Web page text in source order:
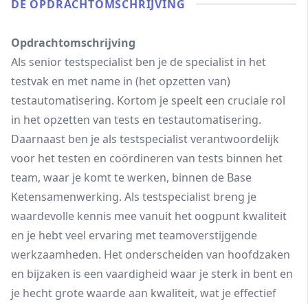
DE OPDRACHT­OMSCHRIJVING
Opdrachtomschrijving
Als senior testspecialist ben je de specialist in het
testvak en met name in (het opzetten van)
testautomatisering. Kortom je speelt een cruciale rol
in het opzetten van tests en testautomatisering.
Daarnaast ben je als testspecialist verantwoordelijk
voor het testen en coördineren van tests binnen het
team, waar je komt te werken, binnen de Base
Ketensamenwerking. Als testspecialist breng je
waardevolle kennis mee vanuit het oogpunt kwaliteit
en je hebt veel ervaring met teamoverstijgende
werkzaamheden. Het onderscheiden van hoofdzaken
en bijzaken is een vaardigheid waar je sterk in bent en
je hecht grote waarde aan kwaliteit, wat je effectief